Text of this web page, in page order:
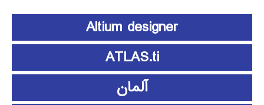
Altium designer
ATLAS.ti
آلمان